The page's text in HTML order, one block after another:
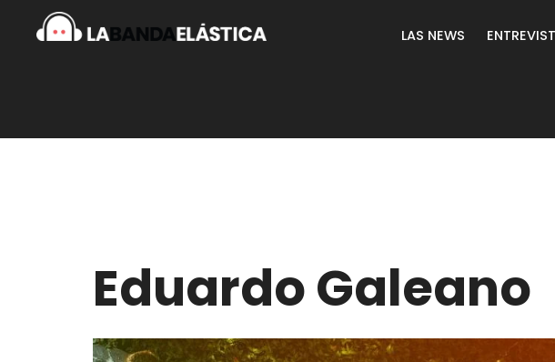
LAS NEWS
Eduardo Galeano